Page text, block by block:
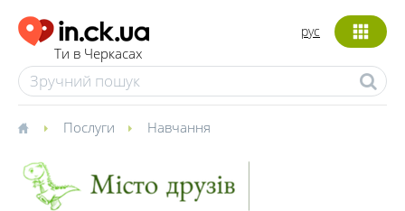
Ти в Черкасах
рус
Послуги Навчання